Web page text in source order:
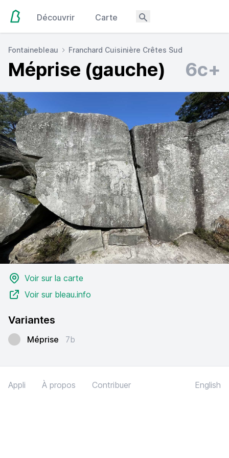
Découvrir Carte
Fontainebleau Franchard Cuisinière Crêtes Sud
Méprise (gauche) 6c+
Voir sur la carte
Voir sur bleau.info
Variantes
Méprise 7b
Appli À propos Contribuer English